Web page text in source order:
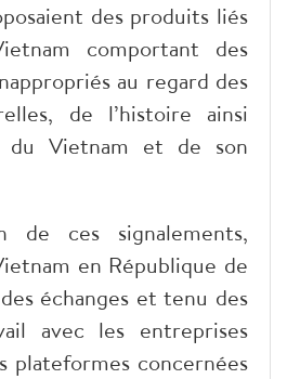
des produits liés
comportant des
au regard des
de l’histoire ainsi
du Vietnam et de son
de ces signalements,
en République de
échanges et tenu des
avec les entreprises
plateformes concernées